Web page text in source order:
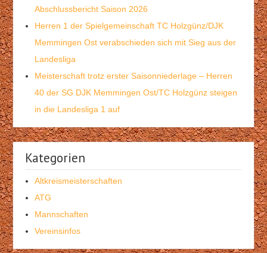
Abschlussbericht Saison 2026
Herren 1 der Spielgemeinschaft TC Holzgünz/DJK
Memmingen Ost verabschieden sich mit Sieg aus der
Landesliga
Meisterschaft trotz erster Saisonniederlage – Herren
40 der SG DJK Memmingen Ost/TC Holzgünz steigen
in die Landesliga 1 auf
Kategorien
Altkreismeisterschaften
ATG
Mannschaften
Vereinsinfos